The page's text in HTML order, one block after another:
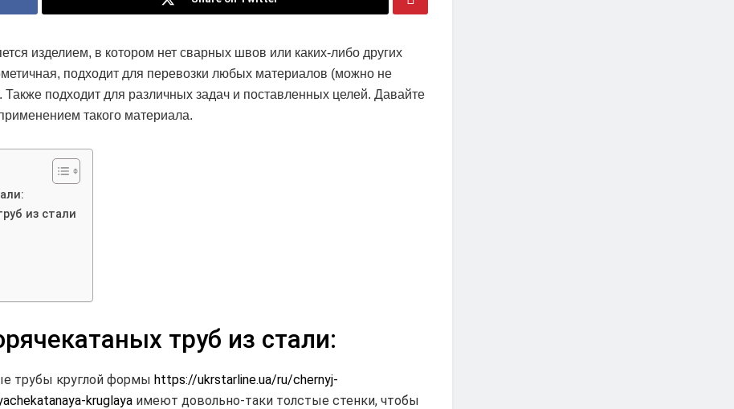
изделием, в котором нет сварных швов или каких-либо других
подходит для перевозки любых материалов (можно не
Также подходит для различных задач и поставленных целей. Давайте
такого материала.
из стали
труб из стали:
трубы круглой формыhttps://ukrstarline.ua/ru/chernyj-
kruglaya имеют довольно-таки толстые стенки, чтобы